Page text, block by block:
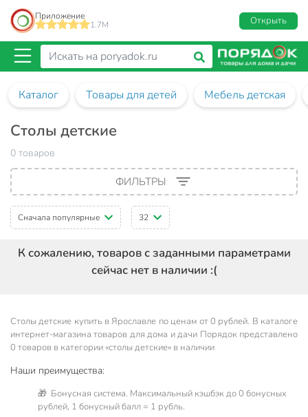
Приложение
1.7M
Открыть
Каталог Товары для детей Мебель детская
Столы детские
0 товаров
ФИЛЬТРЫ
Сначала популярные 32
К сожалению, товаров с заданными параметрами
сейчас нет в наличии :(
Столы детские купить в Ярославле по ценам от 0 рублей. В каталоге
интернет-магазина товаров для дома и дачи Порядок представлено
0 товаров в категории «столы детские» в наличии
Наши преимущества:
🎁 Бонусная система. Максимальный кэшбэк до 0 бонусных
рублей, 1 бонусный балл = 1 рубль.